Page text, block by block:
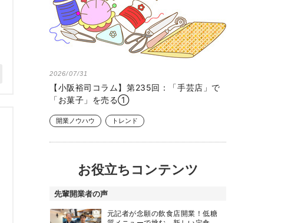
2026/07/31
【小阪裕司コラム】第235回：「手芸店」で
「お菓子」を売る①
開業ノウハウ トレンド
お役立ちコンテンツ
先輩開業者の声
元記者が念願の飲食店開業！低糖